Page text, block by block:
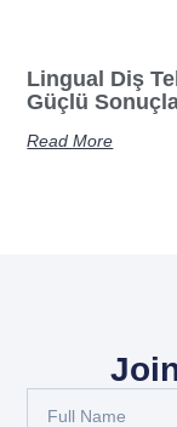
Lingual Diş
Güçlü
Read More